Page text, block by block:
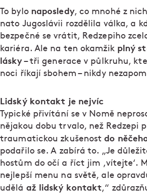
To bylonaposledy, co mnohé z
nato Jugoslávii rozdělila válka, a
bezpečné se vrátit, Redzepiho
kariéra. Ale na ten okamžik plný
lásky – tři generace v půlkruhu,
noci říkají sbohem – nikdy
Lidský kontakt je nejvíc
Typické přivítání se v Nomě
nějakou dobu trvalo, než Redzepi
traumatickou zkušenostdo
podařilo se. A zabírá to. „Je
hostům do očí a říct jim ,vítejte‘.
nejlepší menu na světě, ale
udělá až lidský kontakt,“